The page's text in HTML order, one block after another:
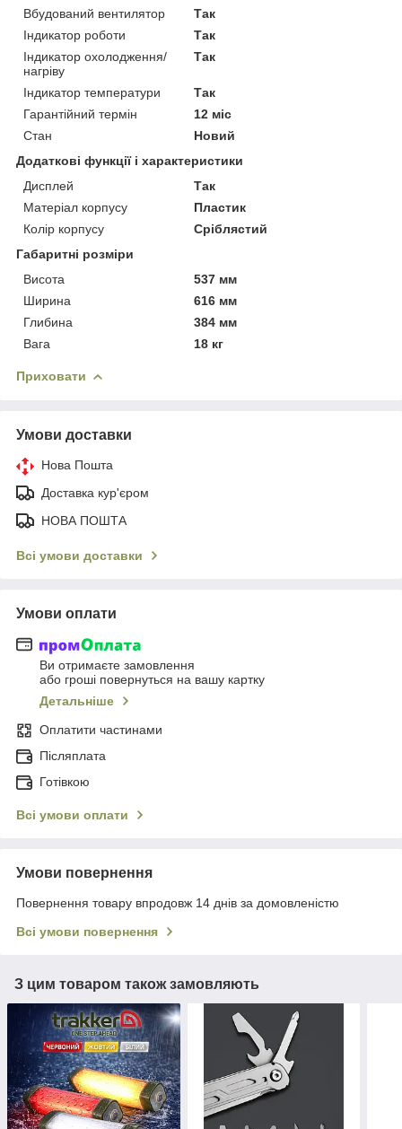
Вбудований вентилятор
Так
Індикатор роботи
Так
Індикатор охолодження/
нагріву
Так
Індикатор температури
Так
Гарантійний термін
12 міс
Стан
Новий
Додаткові функції і характеристики
Дисплей
Так
Матеріал корпусу
Пластик
Колір корпусу
Сріблястий
Габаритні розміри
Висота
537 мм
Ширина
616 мм
Глибина
384 мм
Вага
18 кг
Приховати
Умови доставки
Нова Пошта
Доставка кур'єром
НОВА ПОШТА
Всі умови доставки
Умови оплати
Ви отримаєте замовлення
або гроші повернуться на вашу картку
Детальніше
Оплатити частинами
Післяплата
Готівкою
Всі умови оплати
Умови повернення
Повернення товару впродовж 14 днів за домовленістю
Всі умови повернення
З цим товаром також замовляють